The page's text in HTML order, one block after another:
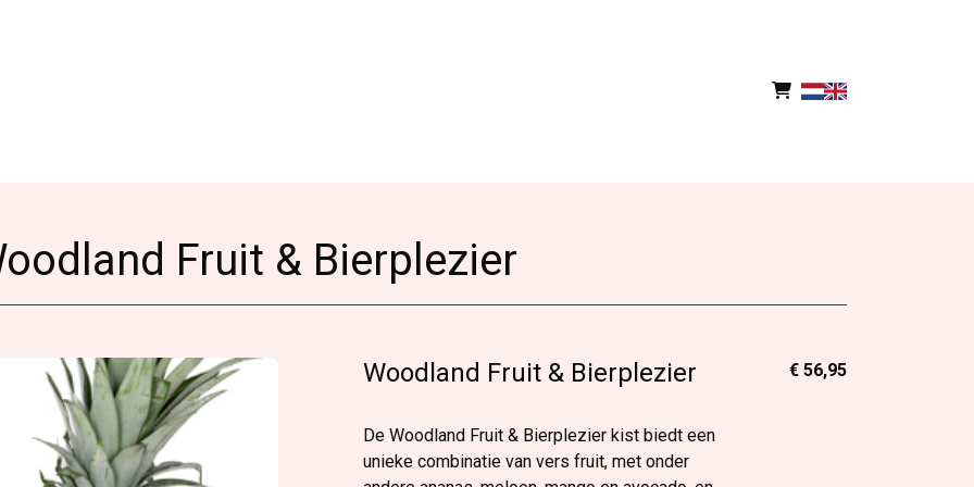
Fruit & Bierplezier
Woodland Fruit & Bierplezier
De Woodland Fruit & Bierplezier kist biedt een
unieke combinatie van vers fruit, met onder
€ 56,95